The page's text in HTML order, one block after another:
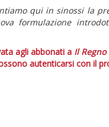
qui in sinossi la
formulazione
agli abbonati a Il
autenticarsi con il